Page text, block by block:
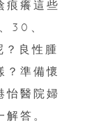
痕癢這些
30、
良性腫
？準備懷
怡醫院婦
答。